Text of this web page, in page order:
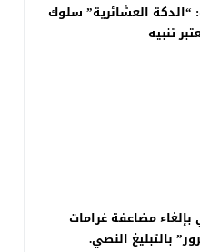
“الدكة العشائرية” سلوك
تنبيه
بإلغاء مضاعفة غرامات
بالتبليغ النصي.